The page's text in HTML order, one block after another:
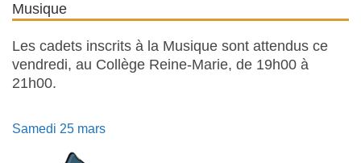
Musique
Les cadets inscrits à la Musique sont attendus ce
vendredi, au Collège Reine-Marie, de 19h00 à
21h00.
Samedi 25 mars